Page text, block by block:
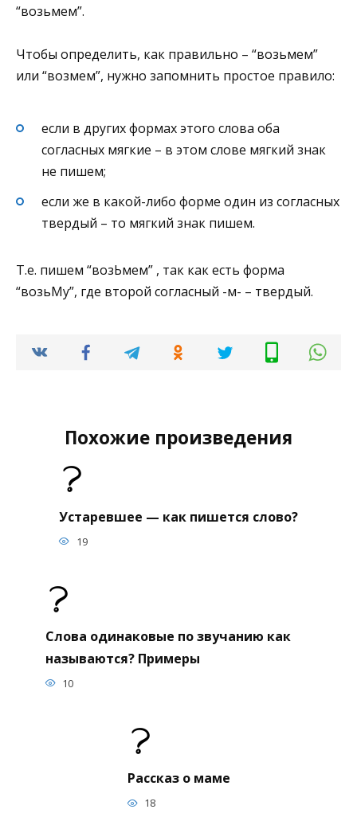
“возьмем”.
Чтобы определить, как правильно – “возьмем”
или “возмем”, нужно запомнить простое правило:
если в других формах этого слова оба
согласных мягкие – в этом слове мягкий знак
не пишем;
если же в какой-либо форме один из согласных
твердый – то мягкий знак пишем.
Т.е. пишем “возЬмем” , так как есть форма
“возьМу”, где второй согласный -м- – твердый.
Похожие произведения
Устаревшее — как пишется слово?
19
Слова одинаковые по звучанию как
называются? Примеры
10
Рассказ о маме
18